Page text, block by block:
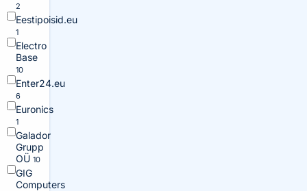
2
Eestipoisid.eu
1
Electro
Base
10
Enter24.eu
6
Euronics
1
Galador
Grupp
OÜ 10
GIG
Computers